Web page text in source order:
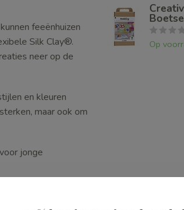
feeënhuizen
Silk Clay®.
neer op de
en kleuren
maar ook om
jonge
Op